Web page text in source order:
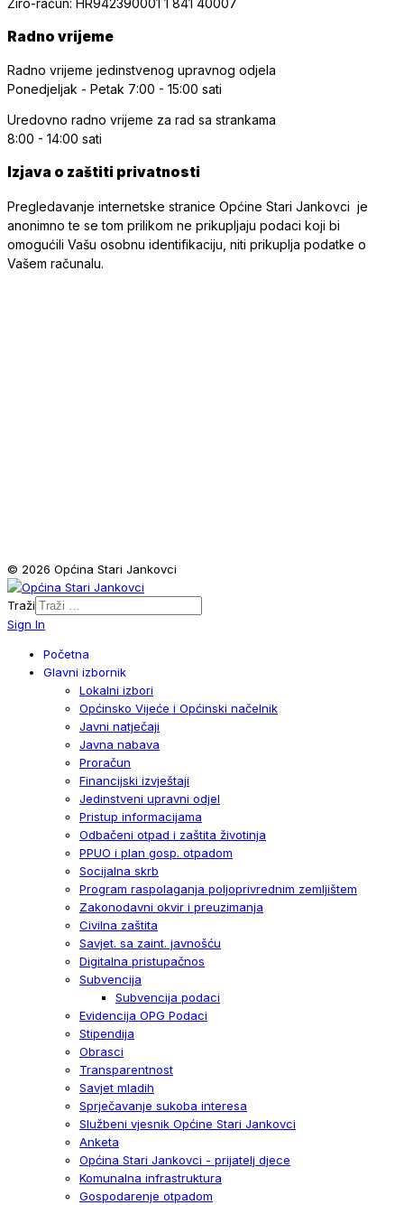
Radno vrijeme
Radno vrijeme jedinstvenog upravnog odjela
Ponedjeljak - Petak 7:00 - 15:00 sati
Uredovno radno vrijeme za rad sa strankama
8:00 - 14:00 sati
Izjava o zaštiti privatnosti
Pregledavanje internetske stranice Općine Stari Jankovci je
anonimno te se tom prilikom ne prikupljaju podaci koji bi
omogućili Vašu osobnu identifikaciju, niti prikuplja podatke o
Vašem računalu.
© 2026 Općina Stari Jankovci
Traži
Sign In
Početna
Glavni izbornik
Lokalni izbori
Općinsko Vijeće i Općinski načelnik
Javni natječaji
Javna nabava
Proračun
Financijski izvještaji
Jedinstveni upravni odjel
Pristup informacijama
Odbačeni otpad i zaštita životinja
PPUO i plan gosp. otpadom
Socijalna skrb
Program raspolaganja poljoprivrednim zemljištem
Zakonodavni okvir i preuzimanja
Civilna zaštita
Savjet. sa zaint. javnošću
Digitalna pristupačnos
Subvencija
Subvencija podaci
Evidencija OPG Podaci
Stipendija
Obrasci
Transparentnost
Savjet mladih
Sprječavanje sukoba interesa
Službeni vjesnik Općine Stari Jankovci
Anketa
Općina Stari Jankovci - prijatelj djece
Komunalna infrastruktura
Gospodarenje otpadom